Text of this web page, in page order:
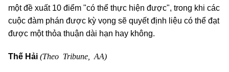
một đề xuất 10 điểm "có thể thực hiện được", trong khi các
cuộc đàm phán được kỳ vọng sẽ quyết định liệu có thể đạt
được một thỏa thuận dài hạn hay không.
Thế Hải (Theo Tribune, AA)